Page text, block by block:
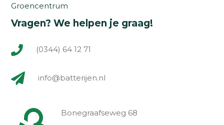
Groencentrum
Vragen? We helpen je graag!
(0344) 64 12 71
info@batterijen.nl
Bonegraafseweg 68